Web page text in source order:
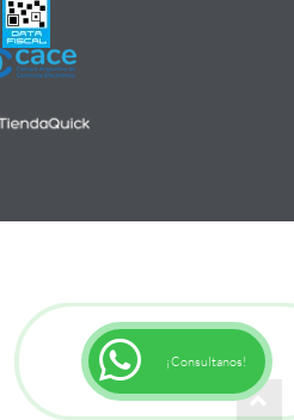
¡Consultanos!